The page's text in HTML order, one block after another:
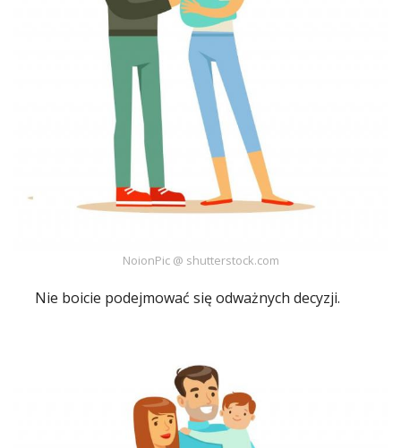
NoionPic @ shutterstock.com
Nie boicie podejmować się odważnych decyzji.